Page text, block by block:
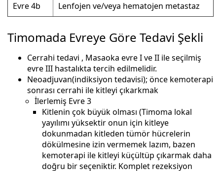
Evre 4b
Lenfojen ve/veya hematojen metastaz
Timomada Evreye Göre Tedavi Şekli
Cerrahi tedavi , Masaoka evre I ve II ile seçilmiş
evre III hastalıkta tercih edilmelidir.
Neoadjuvan(indiksiyon tedavisi); önce kemoterapi
sonrası cerrahi ile kitleyi çıkarkmak
İlerlemiş Evre 3
Kitlenin çok büyük olması (Timoma lokal
yayılımı yüksektir onun için kitleye
dokunmadan kitleden tümör hücrelerin
dökülmesine izin vermemek lazım, bazen
kemoterapi ile kitleyi küçültüp çıkarmak daha
doğru bir seçeniktir. Komplet rezeksiyon